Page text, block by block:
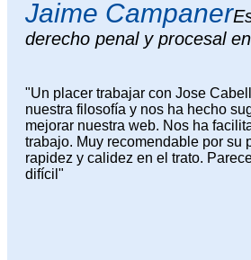
Jaime Campaner
derecho penal y procesal
"Un placer trabajar con Jose
nuestra filosofía y nos ha hecho
mejorar nuestra web. Nos ha
trabajo. Muy recomendable por su
rapidez y calidez en el trato.
difícil"